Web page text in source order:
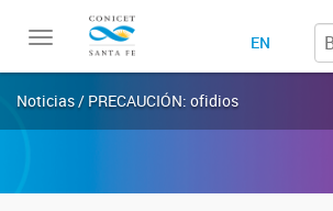
Toggle
EN
Noticias / PRECAUCIÓN: ofidios